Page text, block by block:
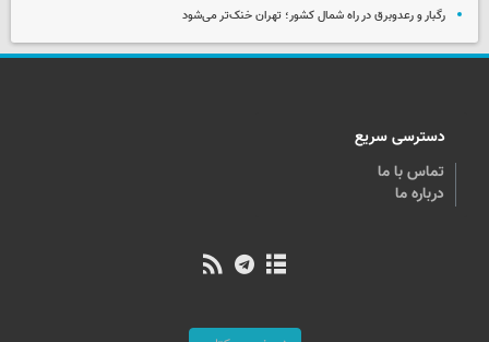
رگبار و رعدوبرق در راه شمال کشور؛ تهران خنک‌تر می‌شود
دسترسی سریع
تماس با ما
درباره ما